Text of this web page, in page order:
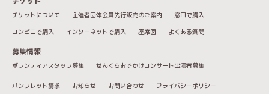
チケットについて 主催者団体会員先行販売のご案内
窓口で購入
コンビニで購入
インターネットで購入 座席図 よくある質問
募集情報
ボランティアスタッフ募集 せんくらおでかけコンサート出演者募集
パンフレット請求 お知らせ お問い合わせ プライバシーポリシー